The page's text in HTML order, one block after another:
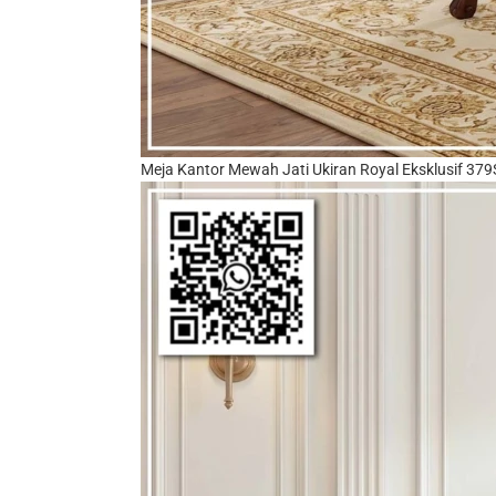
Meja Kantor Mewah Jati Ukiran Royal Eksklusif